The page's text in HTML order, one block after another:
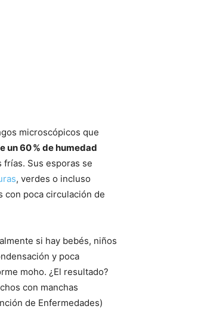
microscópicos que
un 60 % de humedad
Sus esporas se
, verdes o incluso
con poca circulación de
si hay bebés, niños
y poca
moho. ¿El resultado?
con manchas
de Enfermedades)